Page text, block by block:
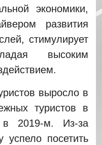
экономики,
развития
стимулирует
высоким
выросло в
туристов в
2019-м. Из-за
посетить